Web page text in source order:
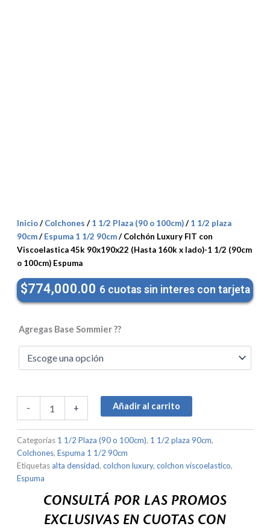
Inicio/Colchones /1 1/2 Plaza (90 o 100cm)/1 1/2 plaza
90cm/Espuma 1 1/2 90cm/ Colchón Luxury FIT con
Viscoelastica 45k 90x190x22 (Hasta 160k x lado)-1 1/2 (90cm
o 100cm) Espuma
$774,000.00 6 cuotas sin interes con tarjeta
Agregas Base Sommier ??
-
Colchón
FIT
con
Viscoelastica
45k
lado)-1
1/2
(90cm
o
100cm)
cantidad
+ Añadir al carrito
Categorías 1 1/2 Plaza (90 o 100cm), 1 1/2 plaza 90cm,
Colchones, Espuma 1 1/2 90cm
Etiquetasalta densidad, colchon luxury, colchon viscoelastico,
Espuma
CONSULTÁ POR LAS PROMOS
EXCLUSIVAS EN CUOTAS CON